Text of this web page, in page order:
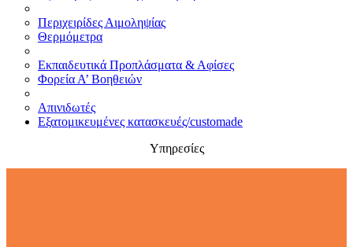
Περιχειρίδες Αιμοληψίας
Θερμόμετρα
Εκπαιδευτικά Προπλάσματα & Αφίσες
Φορεία Α’ Βοηθειών
Απινιδωτές
Εξατομικευμένες κατασκευές/customade
Υπηρεσίες